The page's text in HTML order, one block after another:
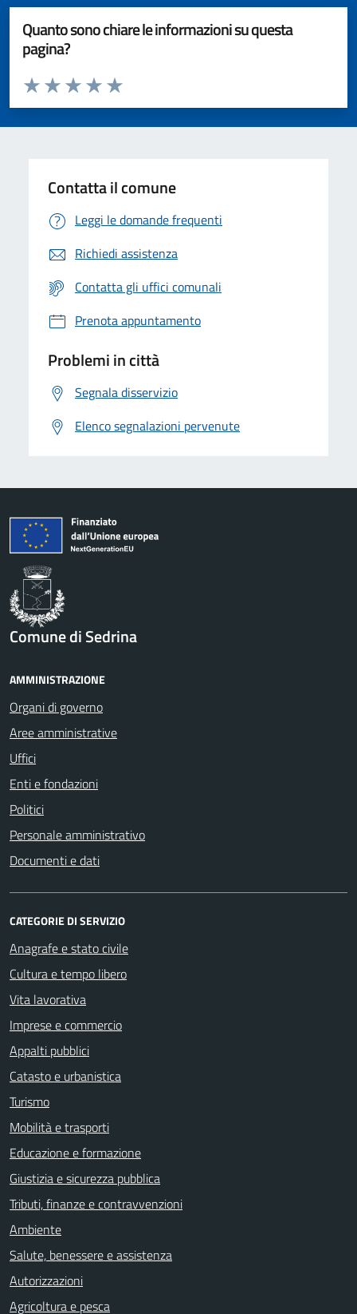
Quanto sono chiare le informazioni su questa
pagina?
Valuta da 1 a 5 stelle la pagina
Valuta 5 stelle su 5
Valuta 4 stelle su 5
Valuta 3 stelle su 5
Valuta 2 stelle su 5
Valuta 1 stelle su 5
Contatta il comune
Leggi le domande frequenti
Richiedi assistenza
Contatta gli uffici comunali
Prenota appuntamento
Problemi in città
Segnala disservizio
Elenco segnalazioni pervenute
Comune di Sedrina
AMMINISTRAZIONE
Organi di governo
Aree amministrative
Uffici
Enti e fondazioni
Politici
Personale amministrativo
Documenti e dati
CATEGORIE DI SERVIZIO
Anagrafe e stato civile
Cultura e tempo libero
Vita lavorativa
Imprese e commercio
Appalti pubblici
Catasto e urbanistica
Turismo
Mobilità e trasporti
Educazione e formazione
Giustizia e sicurezza pubblica
Tributi, finanze e contravvenzioni
Ambiente
Salute, benessere e assistenza
Autorizzazioni
Agricoltura e pesca